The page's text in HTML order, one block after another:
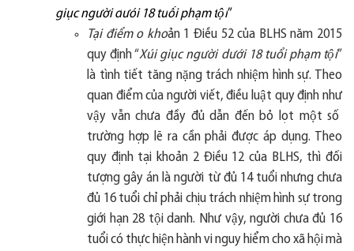
giục người dưới 18 tuổi phạm tội”
Tại điểm o khoản 1 Điều 52 của BLHS năm 2015
quyđịnh“Xúi giục người dưới 18 tuổi phạm tội”
là tình tiết tăng nặng trách nhiệm hình sự. Theo
quan điểm của người viết, điều luật quyđịnh như
vậy vẫn chưa đầy đủ dẫn đến bỏ lọt một sô
trường hợp lẽ ra cần phảiđược áp dụng. Theo
quy định tại khoản 2 Điều 12 của BLHS, thì đối
tượng gây án là người từ đủ 14 tuổi nhưng chưa
đủ 16 tuổi chỉ phải chịu trách nhiệm hình sự trong
giới hạn 28 tội danh. Như vậy, người chưađủ 16
tuổi có thực hiện hành vi nguy hiểm cho xã hội mà